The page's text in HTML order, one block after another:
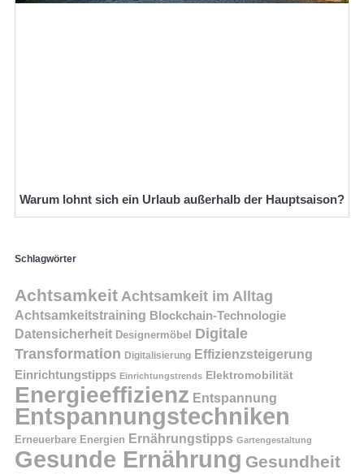
Warum lohnt sich ein Urlaub außerhalb der Hauptsaison?
Schlagwörter
AchtsamkeitAchtsamkeit im Alltag
Achtsamkeitstraining Blockchain-Technologie
Datensicherheit Designermöbel
Digitale
Transformation Digitalisierung Effizienzsteigerung
Einrichtungstipps Einrichtungstrends Elektromobilität
Energieeffizienz Entspannung
Entspannungstechniken
Erneuerbare Energien Ernährungstipps Gartengestaltung
Gesunde Ernährung Gesundheit